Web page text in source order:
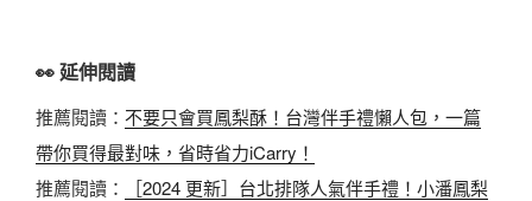
👀 延伸閱讀
推薦閱讀： 不要只會買鳳梨酥！台灣伴手禮懶人包，一篇
帶你買得最對味，省時省力iCarry！
推薦閱讀：
［2024 更新］台北排隊人氣伴手禮！小潘鳳梨